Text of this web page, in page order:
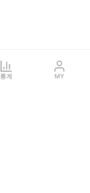
통계 MY